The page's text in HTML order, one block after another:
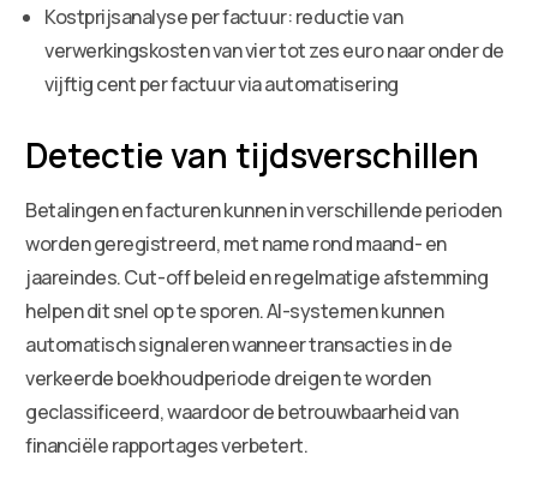
Kostprijsanalyse per factuur: reductie van
verwerkingskosten van vier tot zes euro naar onder de
vijftig cent per factuur via automatisering
Detectie van tijdsverschillen
Betalingen en facturen kunnen in verschillende perioden
worden geregistreerd, met name rond maand- en
jaareindes. Cut-off beleid en regelmatige afstemming
helpen dit snel op te sporen. AI-systemen kunnen
automatisch signaleren wanneer transacties in de
verkeerde boekhoudperiode dreigen te worden
geclassificeerd, waardoor de betrouwbaarheid van
financiële rapportages verbetert.